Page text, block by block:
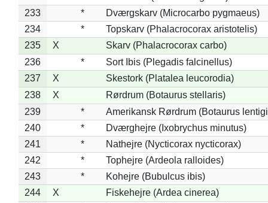
233
*
Dværgskarv (Microcarbo pygmaeus)
234
*
Topskarv (Phalacrocorax aristotelis)
235
X
Skarv (Phalacrocorax carbo)
236
*
Sort Ibis (Plegadis falcinellus)
237
X
Skestork (Platalea leucorodia)
238
X
Rørdrum (Botaurus stellaris)
239
*
Amerikansk Rørdrum (Botaurus
240
*
Dværghejre (Ixobrychus minutus)
241
*
Nathejre (Nycticorax nycticorax)
242
*
Tophejre (Ardeola ralloides)
243
*
Kohejre (Bubulcus ibis)
244
X
Fiskehejre (Ardea cinerea)